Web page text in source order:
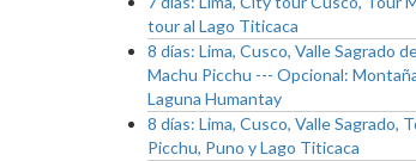
tour al Lago Titicaca
8 días: Lima, Cusco, Valle Sagrado
Machu Picchu --- Opcional:
Laguna Humantay
8 días: Lima, Cusco, Valle Sagrado,
Picchu, Puno y Lago Titicaca